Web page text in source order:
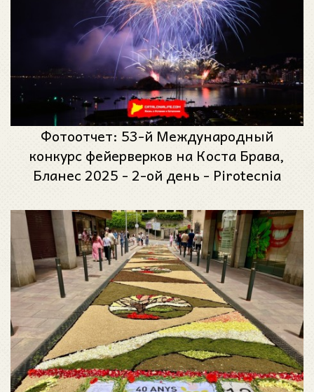
Фотоотчет: 53-й Международный
конкурс фейерверков на Коста Брава,
Бланес 2025 - 2-ой день - Pirotecnia